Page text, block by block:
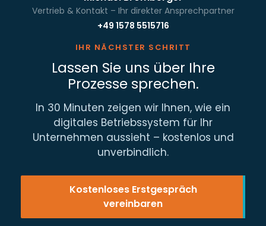
Vertrieb & Kontakt – Ihr direkter Ansprechpartner
+49 1578 5515716
IHR NÄCHSTER SCHRITT
Lassen Sie uns über Ihre
Prozesse sprechen.
In 30 Minuten zeigen wir Ihnen, wie ein
digitales Betriebssystem für Ihr
Unternehmen aussieht – kostenlos und
unverbindlich.
Kostenloses Erstgespräch
vereinbaren